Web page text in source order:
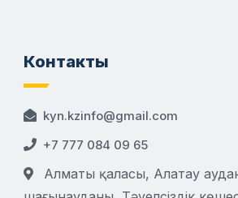
Контакты
kyn.kzinfo@gmail.com
+7 777 084 09 65
Алматы қаласы, Алатау